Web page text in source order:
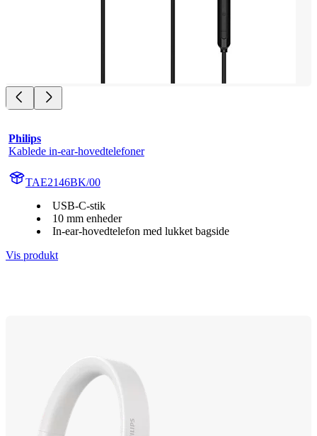
Philips
Kablede in-ear-hovedtelefoner
TAE2146BK/00
USB-C-stik
10 mm enheder
In-ear-hovedtelefon med lukket bagside
Vis produkt